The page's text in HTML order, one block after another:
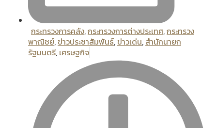
กระทรวงการคลัง,กระทรวงการต่างประเทศ,กระทรวง
พาณิชย์, ข่าวประชาสัมพันธ์, ข่าวเด่น, สํานักนายก
รัฐมนตรี, เศรษฐกิจ